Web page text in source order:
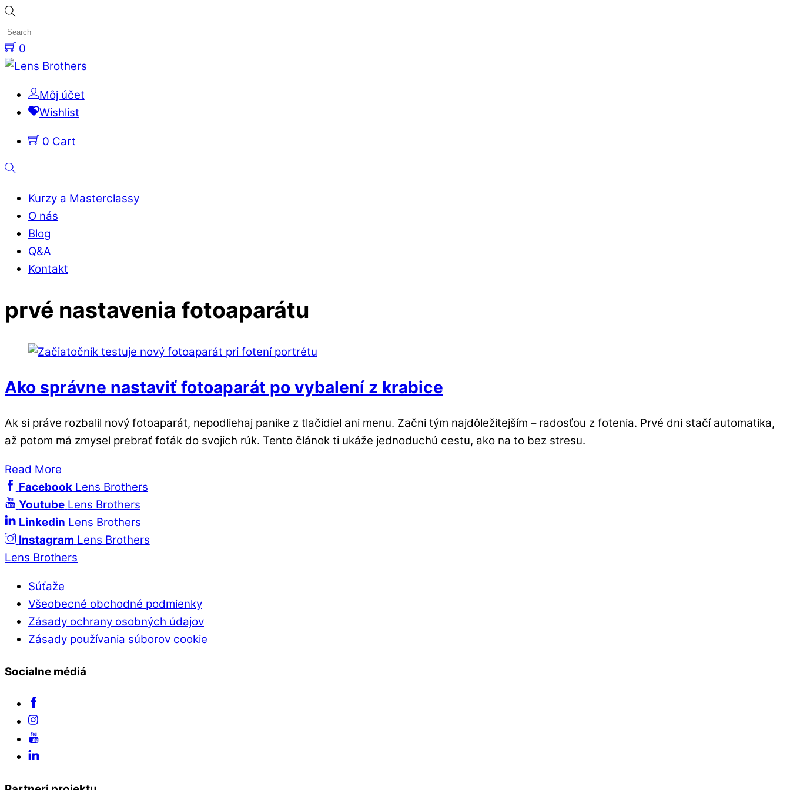
Skip
to
content
0
Menu
Môj účet
Wishlist
0 Cart
Search
Kurzy a Masterclassy
O nás
Blog
Q&A
Kontakt
Menu
prvé nastavenia fotoaparátu
Ako správne nastaviť fotoaparát po vybalení z krabice
Ak si práve rozbalil nový fotoaparát, nepodliehaj panike z tlačidiel ani menu. Začni tým najdôležitejším – radosťou z fotenia. Prvé dni stačí automatika,
až potom má zmysel prebrať foťák do svojich rúk. Tento článok ti ukáže jednoduchú cestu, ako na to bez stresu.
Read More
Facebook Lens Brothers
Youtube Lens Brothers
Linkedin Lens Brothers
Instagram Lens Brothers
Lens Brothers
Súťaže
Všeobecné obchodné podmienky
Zásady ochrany osobných údajov
Zásady používania súborov cookie
Socialne médiá